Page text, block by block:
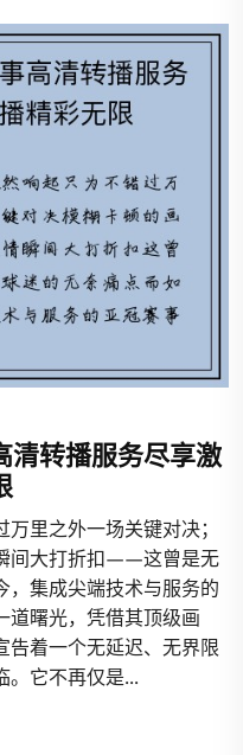
清转播服务尽享激
里之外一场关键对决；
间大打折扣——这曾是无
，集成尖端技术与服务的
道曙光，凭借其顶级画
告着一个无延迟、无界限
。它不再仅是...